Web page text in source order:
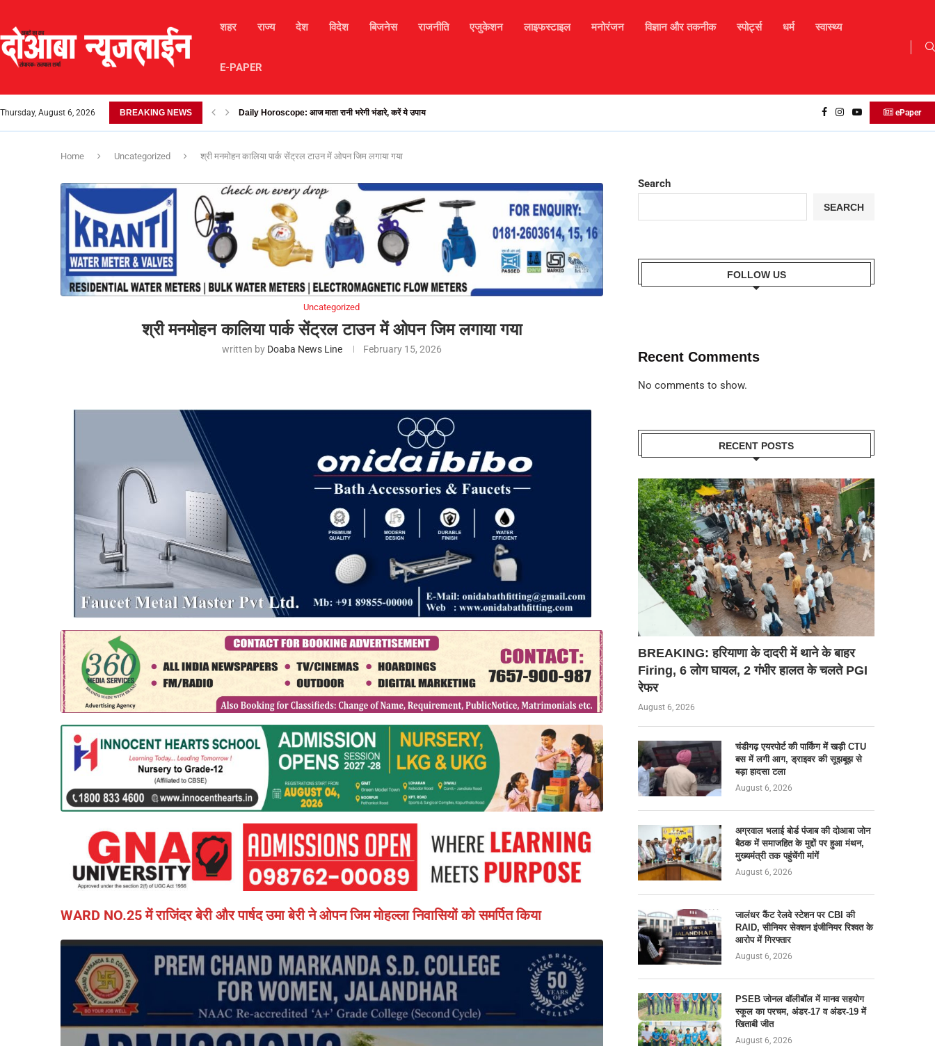
शहर राज्य देश विदेश बिजनेस राजनीति एजुकेशन लाइफस्टाइल मनोरंजन विज्ञान और तकनीक स्पोर्ट्स धर्म स्वास्थ्य
E-PAPER
Thursday, August 6, 2026 BREAKING NEWS लैंडस्लाइड के कारण चंबा-भरमौर मार्ग अवरुद्ध, हजारों टूरिस्ट फंसे, मोबाइल सिगनल... 17 अगस्त 2025 – आज का दैनिक राशिफल ePaper
Home Uncategorized श्री मनमोहन कालिया पार्क सेंट्रल टाउन में ओपन जिम लगाया गया
Uncategorized
श्री मनमोहन कालिया पार्क सेंट्रल टाउन में ओपन जिम लगाया गया
written by Doaba News Line February 15, 2026
WARD NO.25 में राजिंदर बेरी और पार्षद उमा बेरी ने ओपन जिम मोहल्ला निवासियों को समर्पित किया
Search
SEARCH
FOLLOW US
Recent Comments
No comments to show.
RECENT POSTS
BREAKING: हरियाणा के दादरी में थाने के बाहर
Firing, 6 लोग घायल, 2 गंभीर हालत के चलते PGI
रेफर
August 6, 2026
चंडीगढ़ एयरपोर्ट की पार्किंग में खड़ी CTU
बस में लगी आग, ड्राइवर की सूझबूझ से
बड़ा हादसा टला
August 6, 2026
अग्रवाल भलाई बोर्ड पंजाब की दोआबा जोन
बैठक में समाजहित के मुद्दों पर हुआ मंथन,
मुख्यमंत्री तक पहुंचेंगी मांगें
August 6, 2026
जालंधर कैंट रेलवे स्टेशन पर CBI की
RAID, सीनियर सेक्शन इंजीनियर रिश्वत के
आरोप में गिरफ्तार
August 6, 2026
PSEB जोनल वॉलीबॉल में मानव सहयोग
स्कूल का परचम, अंडर-17 व अंडर-19 में
खिताबी जीत
August 6, 2026